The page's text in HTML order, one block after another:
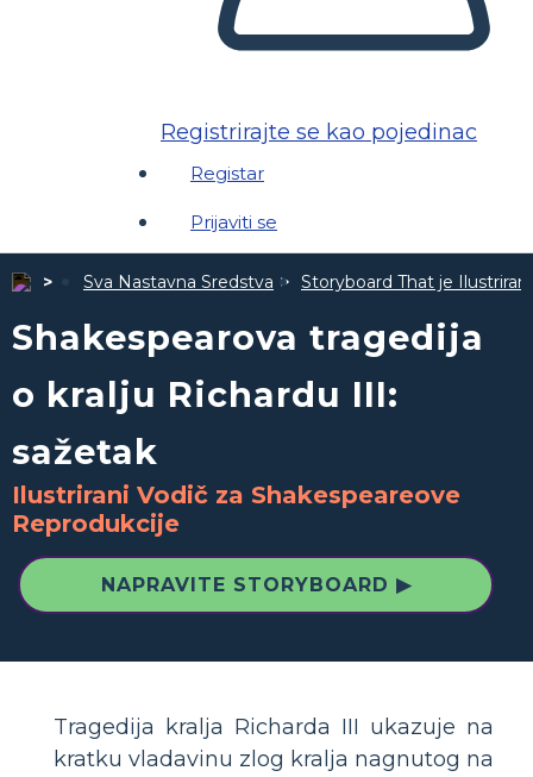
Registrirajte se kao pojedinac
Registar
Prijaviti se
Sva Nastavna Sredstva Storyboard That je
Shakespearova tragedija
o kralju Richardu III:
sažetak
Ilustrirani Vodič za Shakespeareove
Reprodukcije
NAPRAVITE STORYBOARD ▶
Tragedija kralja Richarda III ukazuje na
kratku vladavinu zlog kralja nagnutog na